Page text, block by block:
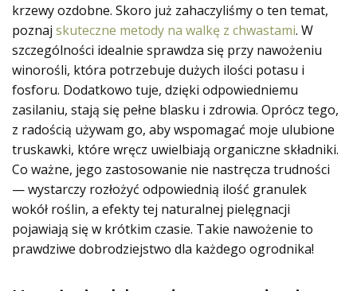
krzewy ozdobne. Skoro już zahaczyliśmy o ten temat,
poznaj skuteczne metody na walkę z chwastami. W
szczególności idealnie sprawdza się przy nawożeniu
winorośli, która potrzebuje dużych ilości potasu i
fosforu. Dodatkowo tuje, dzięki odpowiedniemu
zasilaniu, stają się pełne blasku i zdrowia. Oprócz tego,
z radością używam go, aby wspomagać moje ulubione
truskawki, które wręcz uwielbiają organiczne składniki.
Co ważne, jego zastosowanie nie nastręcza trudności
— wystarczy rozłożyć odpowiednią ilość granulek
wokół roślin, a efekty tej naturalnej pielęgnacji
pojawiają się w krótkim czasie. Takie nawożenie to
prawdziwe dobrodziejstwo dla każdego ogrodnika!